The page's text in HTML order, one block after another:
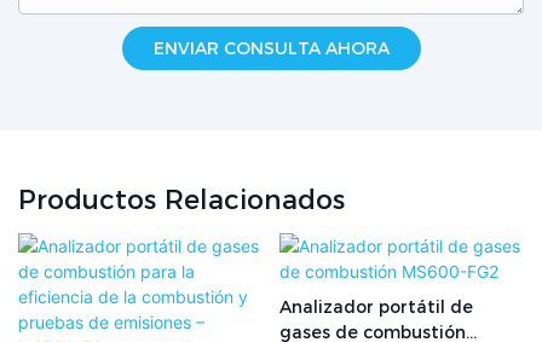
ENVIAR CONSULTA AHORA
Productos Relacionados
Analizador portátil de
gases de combustión